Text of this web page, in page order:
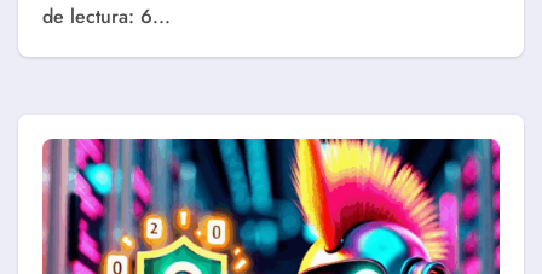
de lectura: 6...